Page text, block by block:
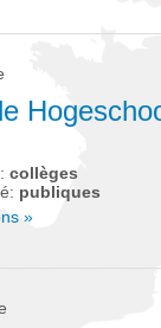
collèges
publiques
»